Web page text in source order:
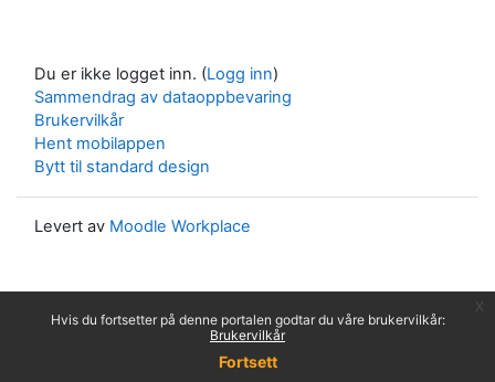
Hvis du fortsetter på denne portalen godtar du våre brukervilkår:
Brukervilkår
Fortsett
Du er ikke logget inn. (Logg inn)
Sammendrag av dataoppbevaring
Brukervilkår
Hent mobilappen
Bytt til standard design
Levert av Moodle Workplace